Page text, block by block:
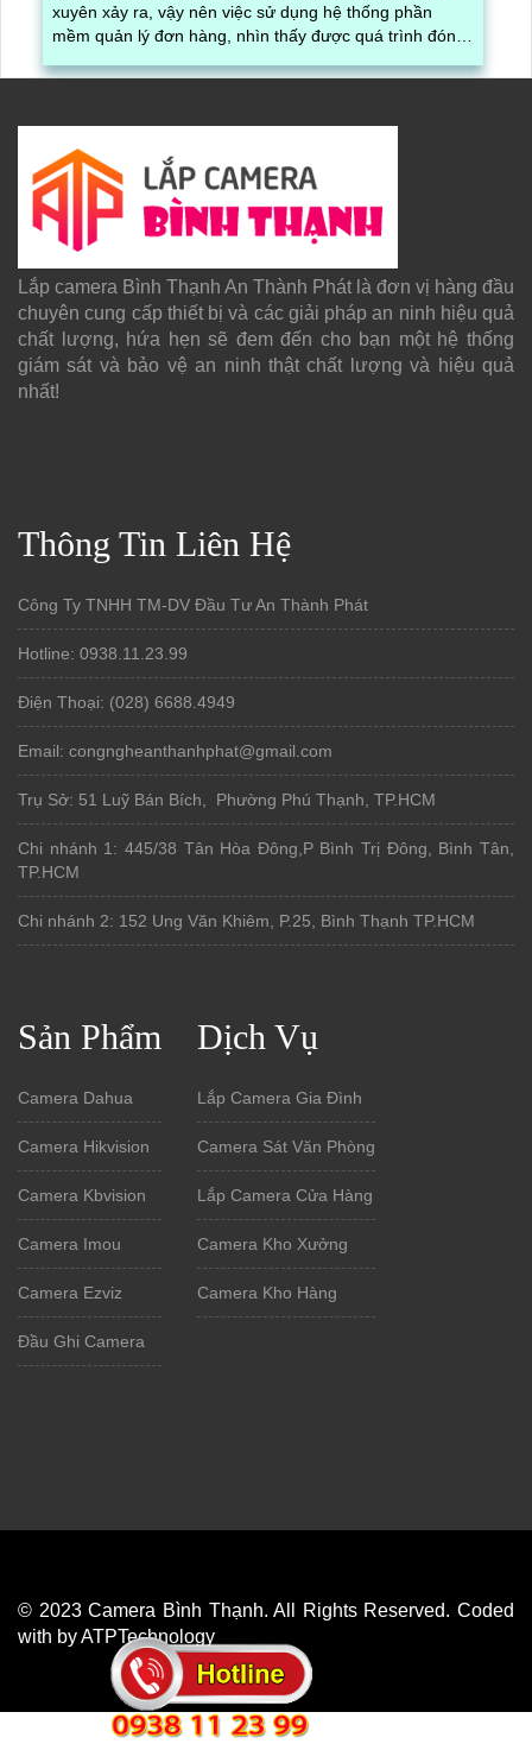
xuyên xảy ra, vậy nên việc sử dụng hệ thống phần
mềm quản lý đơn hàng, nhìn thấy được quá trình đóng
được ghi lại một cách dễ dàng
Lắp camera Bình Thạnh An Thành Phát là đơn vị hàng đầu
chuyên cung cấp thiết bị và các giải pháp an ninh hiệu quả
chất lượng, hứa hẹn sẽ đem đến cho bạn một hệ thống
giám sát và bảo vệ an ninh thật chất lượng và hiệu quả
nhất!
Thông Tin Liên Hệ
Công Ty TNHH TM-DV Đầu Tư An Thành Phát
Hotline: 0938.11.23.99
Điện Thoại: (028) 6688.4949
Email: congngheanthanhphat@gmail.com
Trụ Sở: 51 Luỹ Bán Bích, Phường Phú Thạnh, TP.HCM
Chi nhánh 1: 445/38 Tân Hòa Đông,P Bình Trị Đông, Bình Tân,
TP.HCM
Chi nhánh 2: 152 Ung Văn Khiêm, P.25, Bình Thạnh TP.HCM
Sản Phẩm
Camera Dahua
Camera Hikvision
Camera Kbvision
Camera Imou
Camera Ezviz
Đầu Ghi Camera
Dịch Vụ
Lắp Camera Gia Đình
Camera Sát Văn Phòng
Lắp Camera Cửa Hàng
Camera Kho Xưởng
Camera Kho Hàng
© 2023 Camera Bình Thạnh. All Rights Reserved. Coded
with by ATPTechnology